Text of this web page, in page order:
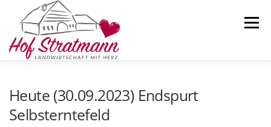
springen
Menü
Heute (30.09.2023) Endspurt
Selbsterntefeld